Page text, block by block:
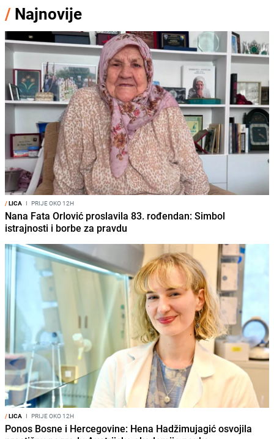
/ Najnovije
/LICA I PRIJE OKO 12H
Nana Fata Orlović proslavila 83. rođendan: Simbol
istrajnosti i borbe za pravdu
/LICA I PRIJE OKO 12H
Ponos Bosne i Hercegovine: Hena Hadžimujagić osvojila